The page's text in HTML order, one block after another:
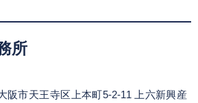
所
市天王寺区上本町5-2-11 上六新興産